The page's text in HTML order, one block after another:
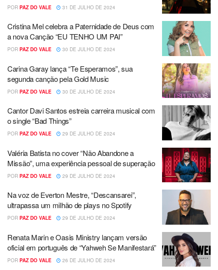
POR PAZ DO VALE 31 DE JULHO DE 2024
Cristina Mel celebra a Paternidade de Deus com
a nova Canção “EU TENHO UM PAI”
POR PAZ DO VALE 30 DE JULHO DE 2024
Carina Garay lança “Te Esperamos”, sua
segunda canção pela Gold Music
POR PAZ DO VALE 30 DE JULHO DE 2024
Cantor Davi Santos estreia carreira musical com
o single “Bad Things”
POR PAZ DO VALE 29 DE JULHO DE 2024
Valéria Batista no cover “Não Abandone a
Missão”, uma experiência pessoal de superação
POR PAZ DO VALE 29 DE JULHO DE 2024
Na voz de Everton Mestre, “Descansarei”,
ultrapassa um milhão de plays no Spotify
POR PAZ DO VALE 29 DE JULHO DE 2024
Renata Marin e Oasis Ministry lançam versão
oficial em português de “Yahweh Se Manifestará”
POR PAZ DO VALE 26 DE JULHO DE 2024